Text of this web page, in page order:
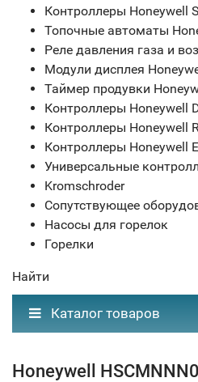
Контроллеры Honeywell
Топочные автоматы
Реле давления газа и
Модули дисплея
Таймер продувки
Контроллеры Honeywell
Контроллеры Honeywell
Контроллеры Honeywell
Универсальные
Kromschroder
Сопутствующее
Насосы для горелок
Горелки
Найти
Каталог товаров
Honeywell